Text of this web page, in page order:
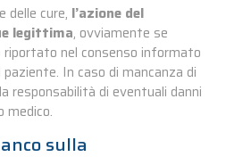
delle cure, l’azione del
legittima, ovviamente se
nel consenso informato
In caso di mancanza di
responsabilità di eventuali danni
medico.
sulla